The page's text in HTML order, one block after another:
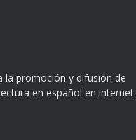
la promoción y difusión de
en español en internet.